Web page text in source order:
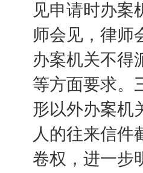
见申请时办案
师会见，律师
办案机关不得
等方面要求。
形以外办案机
人的往来信件
卷权，进一步